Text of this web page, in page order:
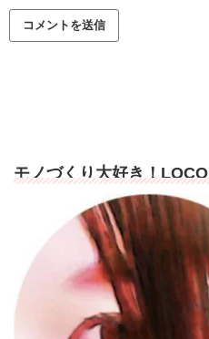
モノづくり大好き！LOCO